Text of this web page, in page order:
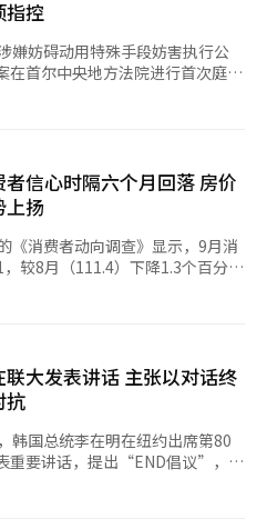
指控
嫌妨碍动用特殊手段妨害执行公
在首尔中央地方法院进行首次庭
押编号。据悉，从看守所移送
解绳，但在进入法庭时已全部解
视频将经个人信息保护处理后上
的刑案宣判现场曾被转播过，但
犯罪调查处执行逮捕令；在宣布
法享有的戒严审议及表决权；事
呂寅兄等人的加密电话通讯记
根据《独检法》规定，一审判决须
至少开庭一次，如需要增加将在
信心时隔六个月回落 房价
上扬
《消费者动向调查》显示，9月消
较8月（111.4）下降1.3个百分
景气低迷等因素影响，消费者信
势。今年4至8月期间，该指数曾
现下跌转折。消费者心理指数系
、家庭收入展望、消费支出展
济展望等六项指标计算得出。该指
消费者心理较长期平均水平
则相反。 与8月相比，构
未来经济展望（97，下降3点）
，下降2点）、生活前景展望
联大发表讲话 主张以对话终
抗
韩国总统李在明在纽约出席第80
重要讲话，提出“END倡议”，承
当尽责。 李在明提出